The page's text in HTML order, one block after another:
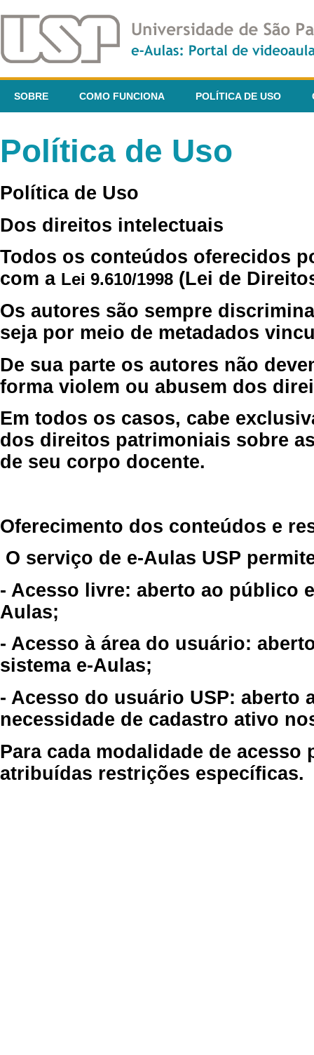
SOBRE COMO FUNCIONA POLÍTICA DE USO
Política de Uso
Política de Uso
Dos direitos intelectuais
Todos os conteúdos oferecidos
com a Lei 9.610/1998 (Lei de
Os autores são sempre
seja por meio de metadados
De sua parte os autores não
forma violem ou abusem dos
Em todos os casos, cabe
dos direitos patrimoniais sobre
de seu corpo docente.
Oferecimento dos conteúdos e
O serviço de e-Aulas USP
- Acesso livre: aberto ao público
Aulas;
- Acesso à área do usuário:
sistema e-Aulas;
- Acesso do usuário USP: aberto
necessidade de cadastro ativo
Para cada modalidade de
atribuídas restrições específicas.